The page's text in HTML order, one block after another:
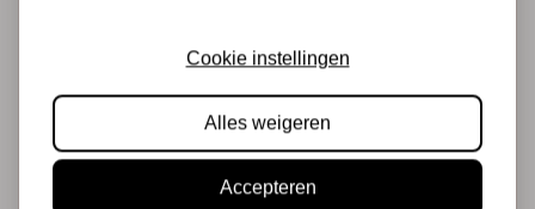
ZURI DESIGN
Cookie instellingen
Alles weigeren
Accepteren